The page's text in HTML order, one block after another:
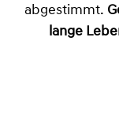
abgestimmt.
lange